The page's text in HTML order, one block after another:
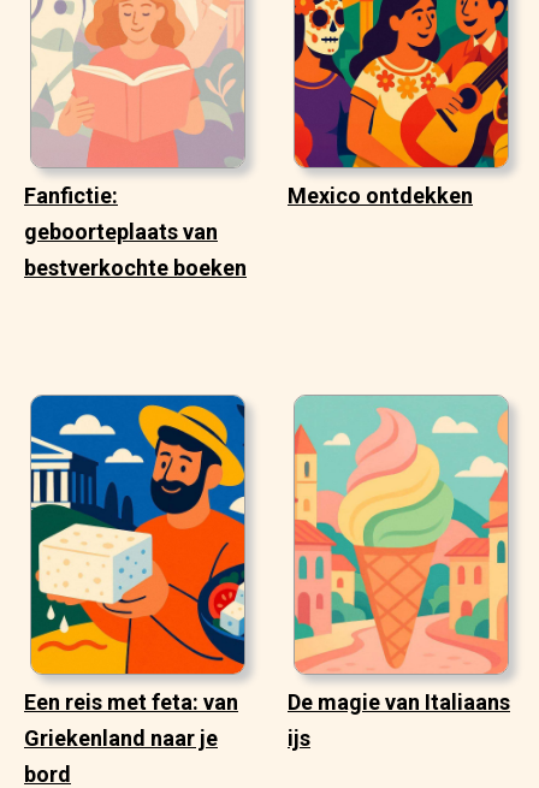
Fanfictie:
geboorteplaats van
bestverkochte boeken
Mexico ontdekken
Een reis met feta: van
Griekenland naar je
bord
De magie van Italiaans
ijs